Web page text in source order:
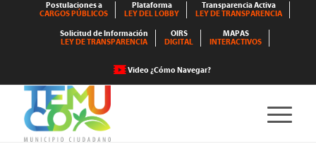
Postulaciones a
CARGOS PÚBLICOS
Plataforma
LEY DEL LOBBY
Transparencia Activa
LEY DE TRANSPARENCIA
Solicitud de Información
LEY DE TRANSPARENCIA
OIRS
DIGITAL
MAPAS
INTERACTIVOS
Video ¿Cómo Navegar?